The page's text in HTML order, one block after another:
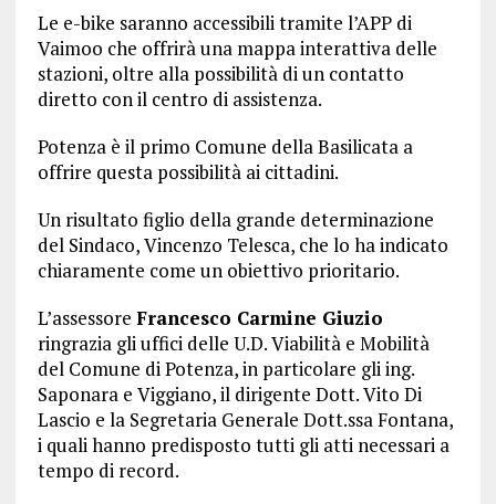
Le e-bike saranno accessibili tramite l’APP di
Vaimoo che offrirà una mappa interattiva delle
stazioni, oltre alla possibilità di un contatto
diretto con il centro di assistenza.
Potenza è il primo Comune della Basilicata a
offrire questa possibilità ai cittadini.
Un risultato figlio della grande determinazione
del Sindaco, Vincenzo Telesca, che lo ha indicato
chiaramente come un obiettivo prioritario.
L’assessore Francesco Carmine Giuzio
ringrazia gli uffici delle U.D. Viabilità e Mobilità
del Comune di Potenza, in particolare gli ing.
Saponara e Viggiano, il dirigente Dott. Vito Di
Lascio e la Segretaria Generale Dott.ssa Fontana,
i quali hanno predisposto tutti gli atti necessari a
tempo di record.